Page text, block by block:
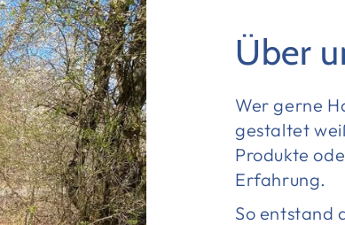
Über
Wer gerne
gestaltet
Produkte
Erfahrung.
So entstand